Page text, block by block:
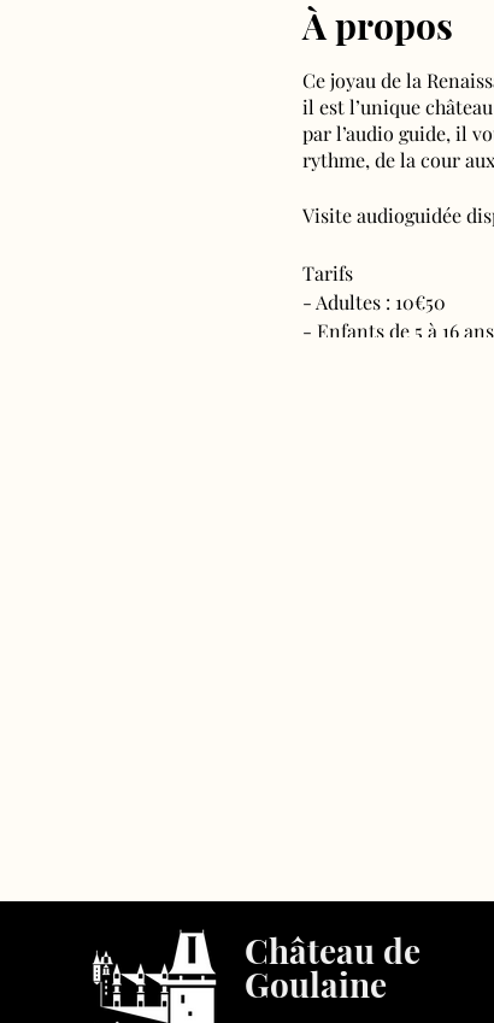
À propos
Ce joyau de la
il est l’unique
par l’audio guide, il
rythme, de la cour
Visite audioguidée
Tarifs
- Adultes : 10€50
- Enfants de 5 à 16
Château de
Goulaine